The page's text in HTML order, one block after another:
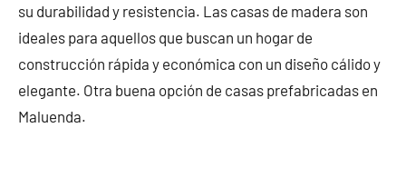
su durabilidad y resistencia. Las casas de madera son
ideales para aquellos que buscan un hogar de
construcción rápida y económica con un diseño cálido y
elegante. Otra buena opción de casas prefabricadas en
Maluenda.